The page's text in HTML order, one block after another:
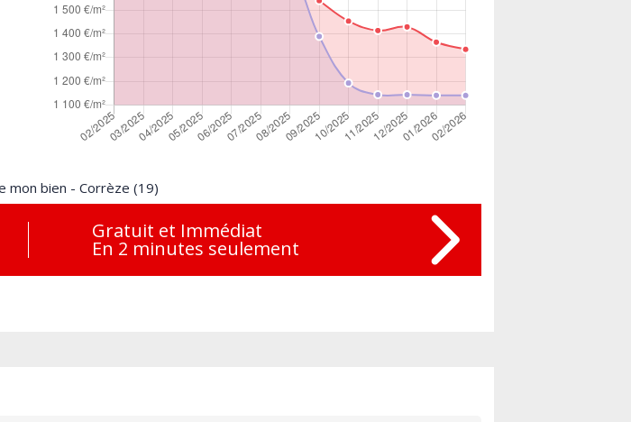
mon bien - Corrèze (19)
Gratuit et Immédiat
En 2 minutes seulement